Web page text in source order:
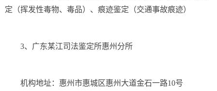
定（挥发性毒物、毒品）、痕迹鉴定（交通事故痕迹）
3、广东某江司法鉴定所惠州分所
机构地址：惠州市惠城区惠州大道金石一路10号